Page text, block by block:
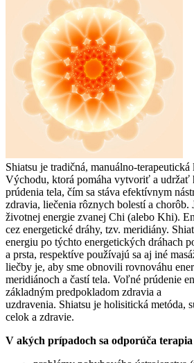
Shiatsu je tradičná, manuálno-
Východu, ktorá pomáha vytvoriť a udržať
prúdenia tela, čím sa stáva efektívnym
zdravia, liečenia rôznych bolestí a chorôb.
životnej energie zvanej Chi (alebo Khi).
cez energetické dráhy, tzv. meridiány.
energiu po týchto energetických dráhach
a prsta, respektíve používajú sa aj iné
liečby je, aby sme obnovili rovnováhu
meridiánoch a častí tela. Voľné prúdenie
základným predpokladom zdravia a
uzdravenia. Shiatsu je holisitická metóda,
celok a zdravie.
V akých prípadoch sa odporúča terapia